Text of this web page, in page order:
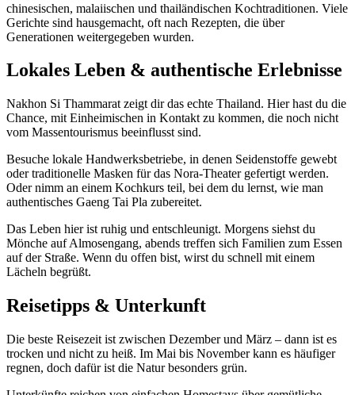
chinesischen, malaiischen und thailändischen Kochtraditionen. Viele
Gerichte sind hausgemacht, oft nach Rezepten, die über
Generationen weitergegeben wurden.
Lokales Leben & authentische Erlebnisse
Nakhon Si Thammarat zeigt dir das echte Thailand. Hier hast du die
Chance, mit Einheimischen in Kontakt zu kommen, die noch nicht
vom Massentourismus beeinflusst sind.
Besuche lokale Handwerksbetriebe, in denen Seidenstoffe gewebt
oder traditionelle Masken für das Nora-Theater gefertigt werden.
Oder nimm an einem Kochkurs teil, bei dem du lernst, wie man
authentisches Gaeng Tai Pla zubereitet.
Das Leben hier ist ruhig und entschleunigt. Morgens siehst du
Mönche auf Almosengang, abends treffen sich Familien zum Essen
auf der Straße. Wenn du offen bist, wirst du schnell mit einem
Lächeln begrüßt.
Reisetipps & Unterkunft
Die beste Reisezeit ist zwischen Dezember und März – dann ist es
trocken und nicht zu heiß. Im Mai bis November kann es häufiger
regnen, doch dafür ist die Natur besonders grün.